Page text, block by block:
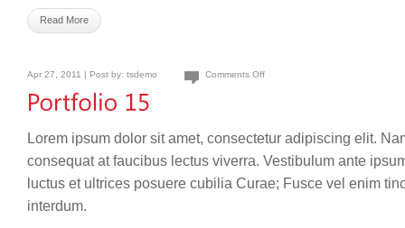
Read More
Apr 27, 2011 | Post by: tsdemo Comments Off
Lorem ipsum dolor sit amet, consectetur adipiscing elit.
consequat at faucibus lectus viverra. Vestibulum ante
luctus et ultrices posuere cubilia Curae; Fusce vel enim
interdum.